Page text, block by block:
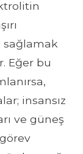
sağlamak
Eğer bu
insansız
ve güneş